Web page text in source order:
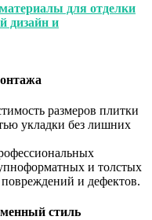
для отделки
дизайн и
размеров плитки
укладки без лишних
и толстых
и дефектов.
стиль